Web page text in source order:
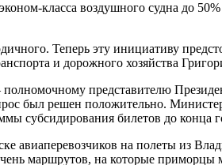
класса воздушного судна до
Теперь эту инициативу
и дорожного хозяйства
полномочному представителю
был решен положительно.
субсидирования билетов до конца
авиаперевозчиков на полеты из
маршрутов, на которые приморцы